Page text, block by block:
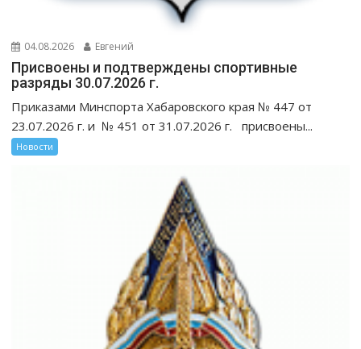
04.08.2026 Евгений
Присвоены и подтверждены спортивные
разряды 30.07.2026 г.
Приказами Минспорта Хабаровского края № 447 от
23.07.2026 г. и № 451 от 31.07.2026 г. присвоены...
Новости